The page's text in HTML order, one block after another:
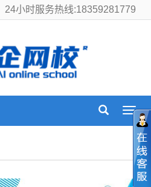
24小时服务热线:18359281779